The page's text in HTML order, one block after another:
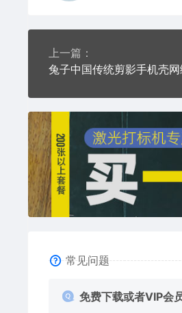
上一篇：
常见问题
免费下载或者VIP会